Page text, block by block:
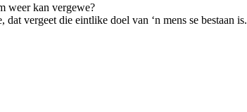
weer kan vergewe?
vergeet die eintlike doel van ‘n mens se bestaan is.